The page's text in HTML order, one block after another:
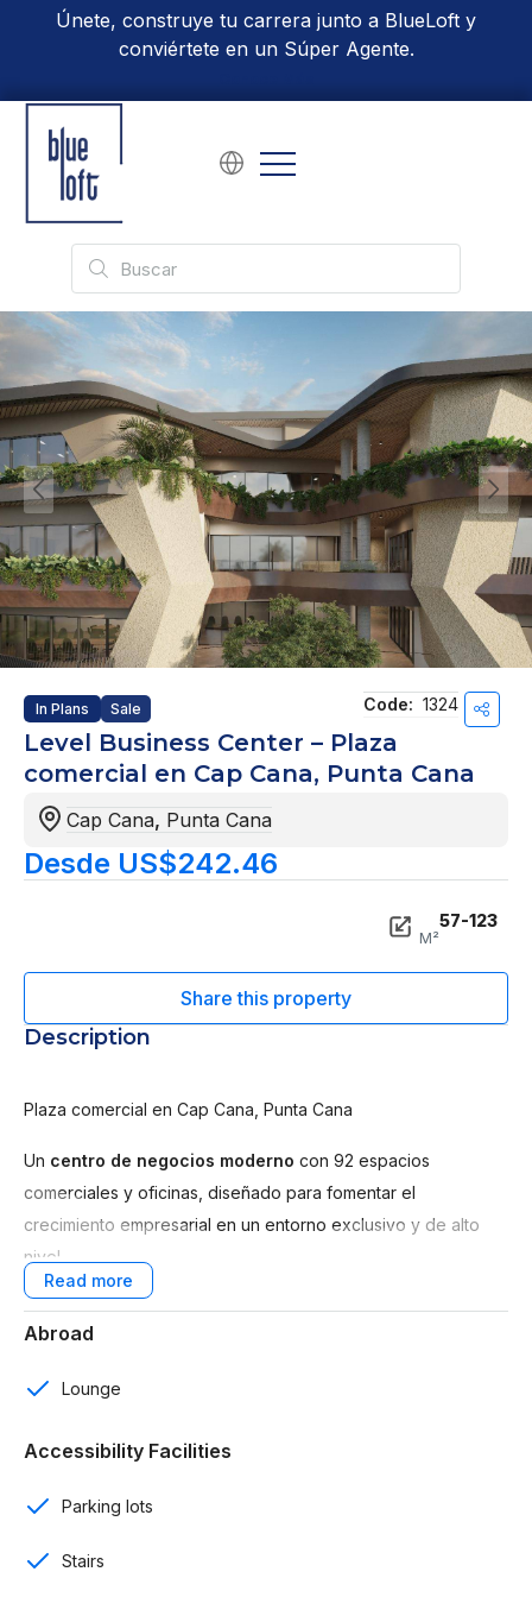
Únete, construye tu carrera junto a BlueLoft y
conviértete en un Súper Agente.
In Plans Sale Code: 1324
Level Business Center – Plaza
comercial en Cap Cana, Punta Cana
Cap Cana, Punta Cana
Desde US$242.46
57-123
M²
Description
Plaza comercial en Cap Cana, Punta Cana
Un centro de negocios moderno con 92 espacios
comerciales y oficinas, diseñado para fomentar el
crecimiento empresarial en un entorno exclusivo y de alto
nivel.
Busca combinarnegocios, estilo de vida y confort,
integrando naturaleza, lujo y tecnología.
Caracteristicas:
118 parqueos
7 parqueos para carrito de golf
Abroad
Lounge
Accessibility Facilities
Parking lots
Stairs